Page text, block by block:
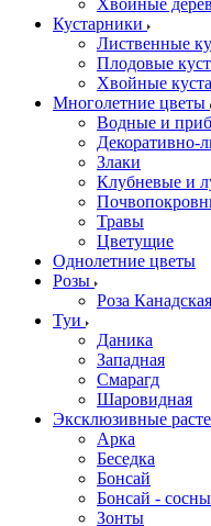
Хвойные
Кустарники
Лиственные
Плодовые
Хвойные
Многолетние цветы
Водные и
Декоративно-
Злаки
Клубневые и
Травы
Цветущие
Однолетние цветы
Розы
Роза
Туи
Даника
Западная
Смарагд
Шаровидная
Эксклюзивные
Арка
Беседка
Бонсай
Бонсай - сосны
Зонты